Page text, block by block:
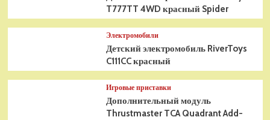
T777TT 4WD красный Spider
Электромобили
Детский электромобиль RiverToys
C111CC красный
Игровые приставки
Дополнительный модуль
Thrustmaster TCA Quadrant Add-